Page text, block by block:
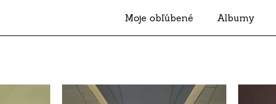
Moje obľúbené Albumy